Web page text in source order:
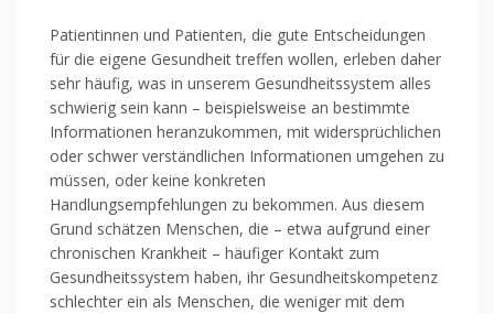
Patientinnen und Patienten, die gute Entscheidungen
für die eigene Gesundheit treffen wollen, erleben daher
sehr häufig, was in unserem Gesundheitssystem alles
schwierig sein kann – beispielsweise an bestimmte
Informationen heranzukommen, mit widersprüchlichen
oder schwer verständlichen Informationen umgehen zu
müssen, oder keine konkreten
Handlungsempfehlungen zu bekommen. Aus diesem
Grund schätzen Menschen, die – etwa aufgrund einer
chronischen Krankheit – häufiger Kontakt zum
Gesundheitssystem haben, ihr Gesundheitskompetenz
schlechter ein als Menschen, die weniger mit dem